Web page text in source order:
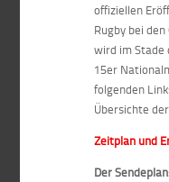
offiziellen
Rugby bei
wird im Stade
15er
folgenden
Übersichte
Zeitplan und
Der